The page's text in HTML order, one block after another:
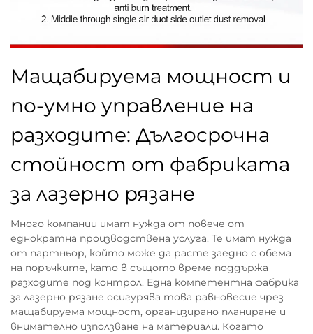
Мащабируема мощност и
по-умно управление на
разходите: Дългосрочна
стойност от фабриката
за лазерно рязане
Много компании имат нужда от повече от
еднократна производствена услуга. Те имат нужда
от партньор, който може да расте заедно с обема
на поръчките, като в същото време поддържа
разходите под контрол. Една компетентна фабрика
за лазерно рязане осигурява това равновесие чрез
мащабируема мощност, организирано планиране и
внимателно използване на материали. Когато